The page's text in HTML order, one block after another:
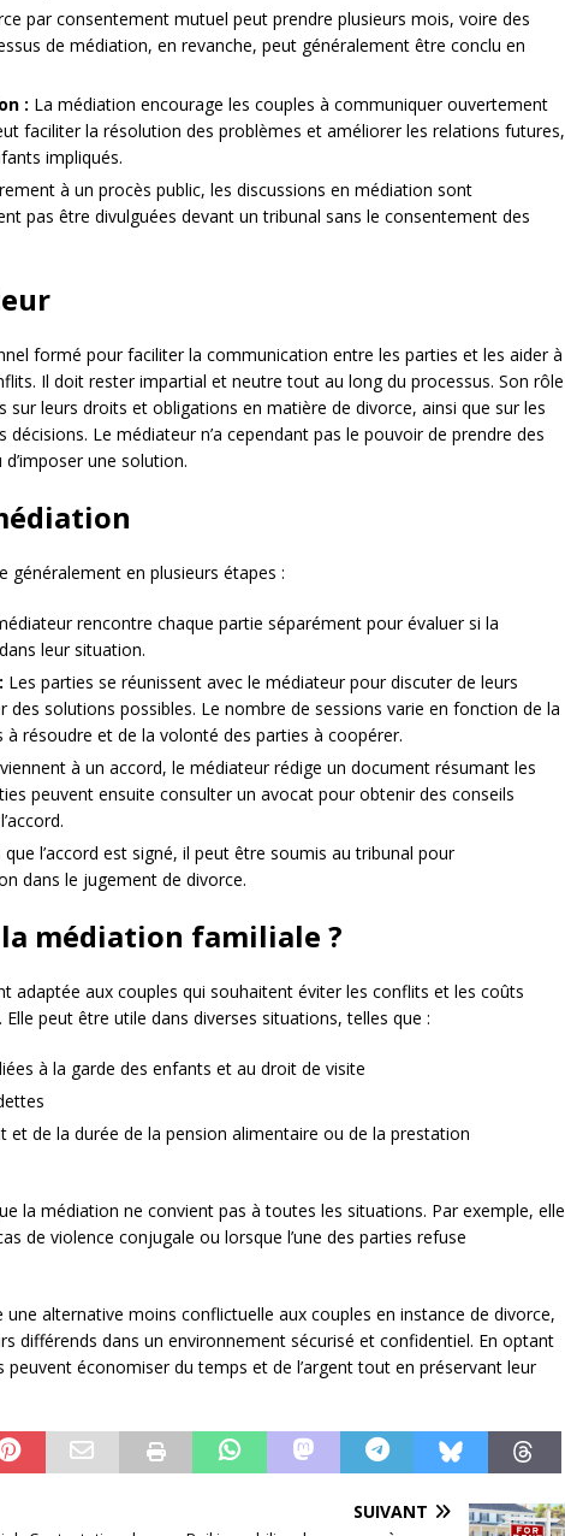
par consentement mutuel peut prendre plusieurs mois, voire des
de médiation, en revanche, peut généralement être conclu en
: La médiation encourage les couples à communiquer ouvertement
faciliter la résolution des problèmes et améliorer les relations futures,
impliqués.
à un procès public, les discussions en médiation sont
pas être divulguées devant un tribunal sans le consentement des
formé pour faciliter la communication entre les parties et les aider à
Il doit rester impartial et neutre tout au long du processus. Son rôle
sur leurs droits et obligations en matière de divorce, ainsi que sur les
décisions. Le médiateur n’a cependant pas le pouvoir de prendre des
une solution.
généralement en plusieurs étapes :
rencontre chaque partie séparément pour évaluer si la
leur situation.
Les parties se réunissent avec le médiateur pour discuter de leurs
des solutions possibles. Le nombre de sessions varie en fonction de la
résoudre et de la volonté des parties à coopérer.
à un accord, le médiateur rédige un document résumant les
peuvent ensuite consulter un avocat pour obtenir des conseils
l’accord est signé, il peut être soumis au tribunal pour
dans le jugement de divorce.
médiation familiale ?
adaptée aux couples qui souhaitent éviter les conflits et les coûts
peut être utile dans diverses situations, telles que :
à la garde des enfants et au droit de visite
de la durée de la pension alimentaire ou de la prestation
la médiation ne convient pas à toutes les situations. Par exemple, elle
de violence conjugale ou lorsque l’une des parties refuse
alternative moins conflictuelle aux couples en instance de divorce,
différends dans un environnement sécurisé et confidentiel. En optant
économiser du temps et de l’argent tout en préservant leur
SUIVANT